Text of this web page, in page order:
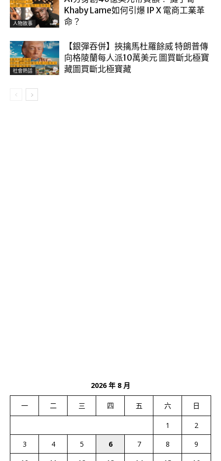
人物故事
Khaby Lame如何引爆 IP X 電商工業革
命？
社會熱話
【銀彈吞併】挾擒馬杜羅餘威 特朗普傳
向格陵蘭每人派10萬美元 圖買斷北極寶
藏圖買斷北極寶藏
2026 年 8 月
一 二 三 四 五 六 日
1
2
3
4 5 6 7 8
9